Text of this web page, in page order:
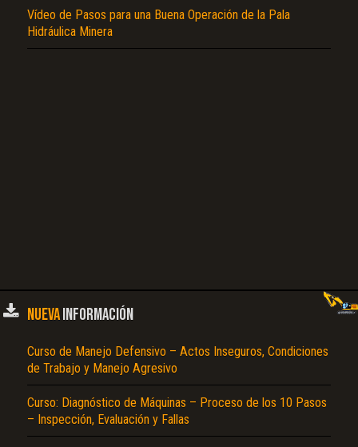
Vídeo de Pasos para una Buena Operación de la Pala
Hidráulica Minera
NUEVAINFORMACIÓN
Curso de Manejo Defensivo – Actos Inseguros, Condiciones
de Trabajo y Manejo Agresivo
Curso: Diagnóstico de Máquinas – Proceso de los 10 Pasos
– Inspección, Evaluación y Fallas
No carga o no se visualiza el contenido.
Reportar otro tipo de error...